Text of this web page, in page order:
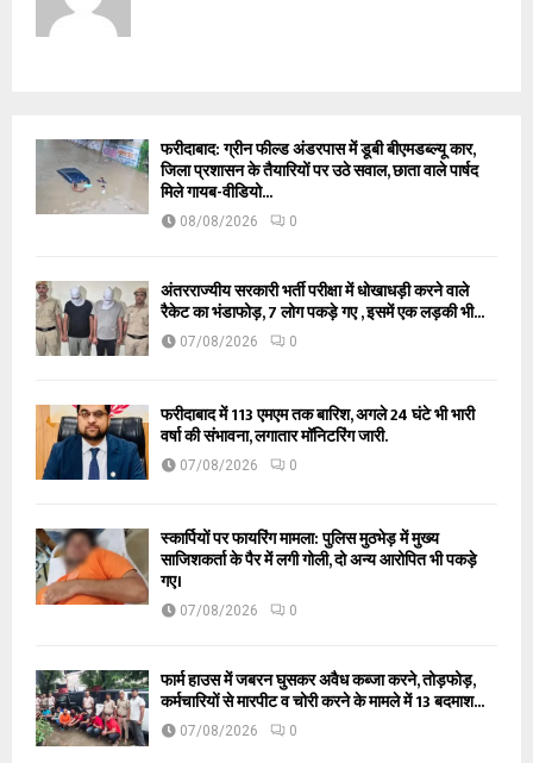
फरीदाबाद: ग्रीन फील्ड अंडरपास में डूबी बीएमडब्ल्यू कार,
जिला प्रशासन के तैयारियों पर उठे सवाल, छाता वाले पार्षद
मिले गायब-वीडियो...
08/08/2026 0
अंतरराज्यीय सरकारी भर्ती परीक्षा में धोखाधड़ी करने वाले
रैकेट का भंडाफोड़, 7 लोग पकड़े गए , इसमें एक लड़की भी...
07/08/2026 0
फरीदाबाद में 113 एमएम तक बारिश, अगले 24 घंटे भी भारी
वर्षा की संभावना, लगातार मॉनिटरिंग जारी.
07/08/2026 0
स्कार्पियों पर फायरिंग मामला: पुलिस मुठभेड़ में मुख्य
साजिशकर्ता के पैर में लगी गोली, दो अन्य आरोपित भी पकड़े
गए।
07/08/2026 0
फार्म हाउस में जबरन घुसकर अवैध कब्जा करने, तोड़फोड़,
कर्मचारियों से मारपीट व चोरी करने के मामले में 13 बदमाश...
07/08/2026 0